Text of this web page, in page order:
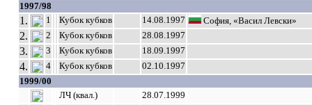
1997/98
1. 1 Кубок кубков 14.08.1997 София, «Васил Левски»
2. 2 Кубок кубков 28.08.1997
3. 3 Кубок кубков 18.09.1997
4. 4 Кубок кубков 02.10.1997
1999/00
ЛЧ (квал.)
28.07.1999